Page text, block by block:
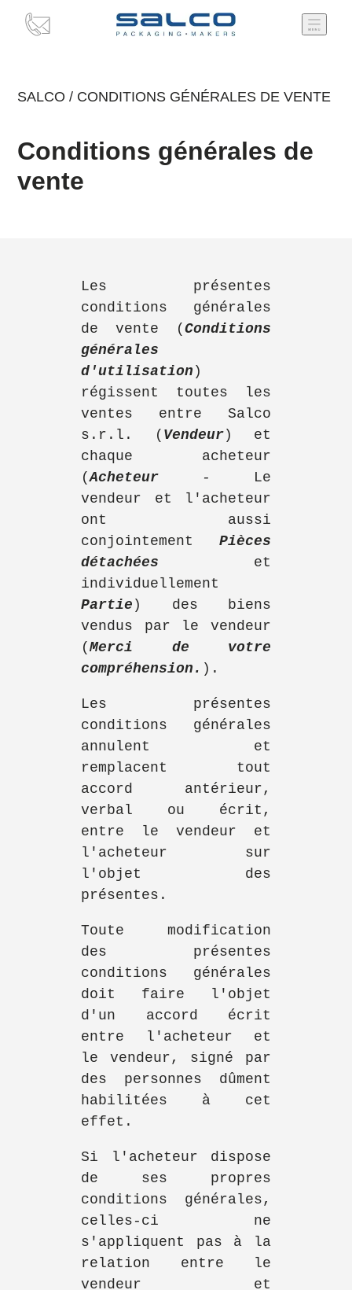
SALCO / CONDITIONS GÉNÉRALES DE VENTE
Conditions générales de
vente
Les présentes
conditions générales
de vente (Conditions
générales
d'utilisation )
régissent toutes les
ventes entre Salco
s.r.l. ( Vendeur) et
chaque acheteur
(Acheteur -
Le
vendeur et l'acheteur
ont aussi
conjointement Pièces
détachées et
individuellement
Partie ) des biens
vendus par le vendeur
(Merci de votre
compréhension. ).
Les présentes
conditions générales
annulent et
remplacent tout
accord antérieur,
verbal ou écrit,
entre le vendeur et
l'acheteur sur
l'objet des
présentes.
Toute modification
des présentes
conditions générales
doit faire l'objet
d'un accord écrit
entre l'acheteur et
le vendeur, signé par
des personnes dûment
habilitées à cet
effet.
Si l'acheteur dispose
de ses propres
conditions générales,
celles-ci ne
s'appliquent pas à la
relation entre le
vendeur et